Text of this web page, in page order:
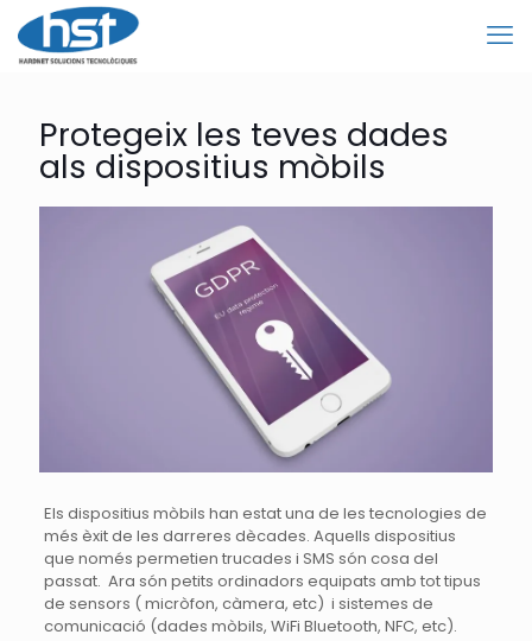
Protegeix les teves dades
als dispositius mòbils
Els dispositius mòbils han estat una de les tecnologies de
més èxit de les darreres dècades. Aquells dispositius
que només permetien trucades i SMS són cosa del
passat. Ara són petits ordinadors equipats amb tot tipus
de sensors ( micròfon, càmera, etc) i sistemes de
comunicació (dades mòbils, WiFi Bluetooth, NFC, etc).